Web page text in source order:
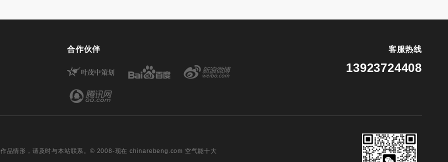
合作伙伴 客服热线
13923724408
品情形，请及时与本站联系。© 2008-现在 chinarebeng.com 空气能十大